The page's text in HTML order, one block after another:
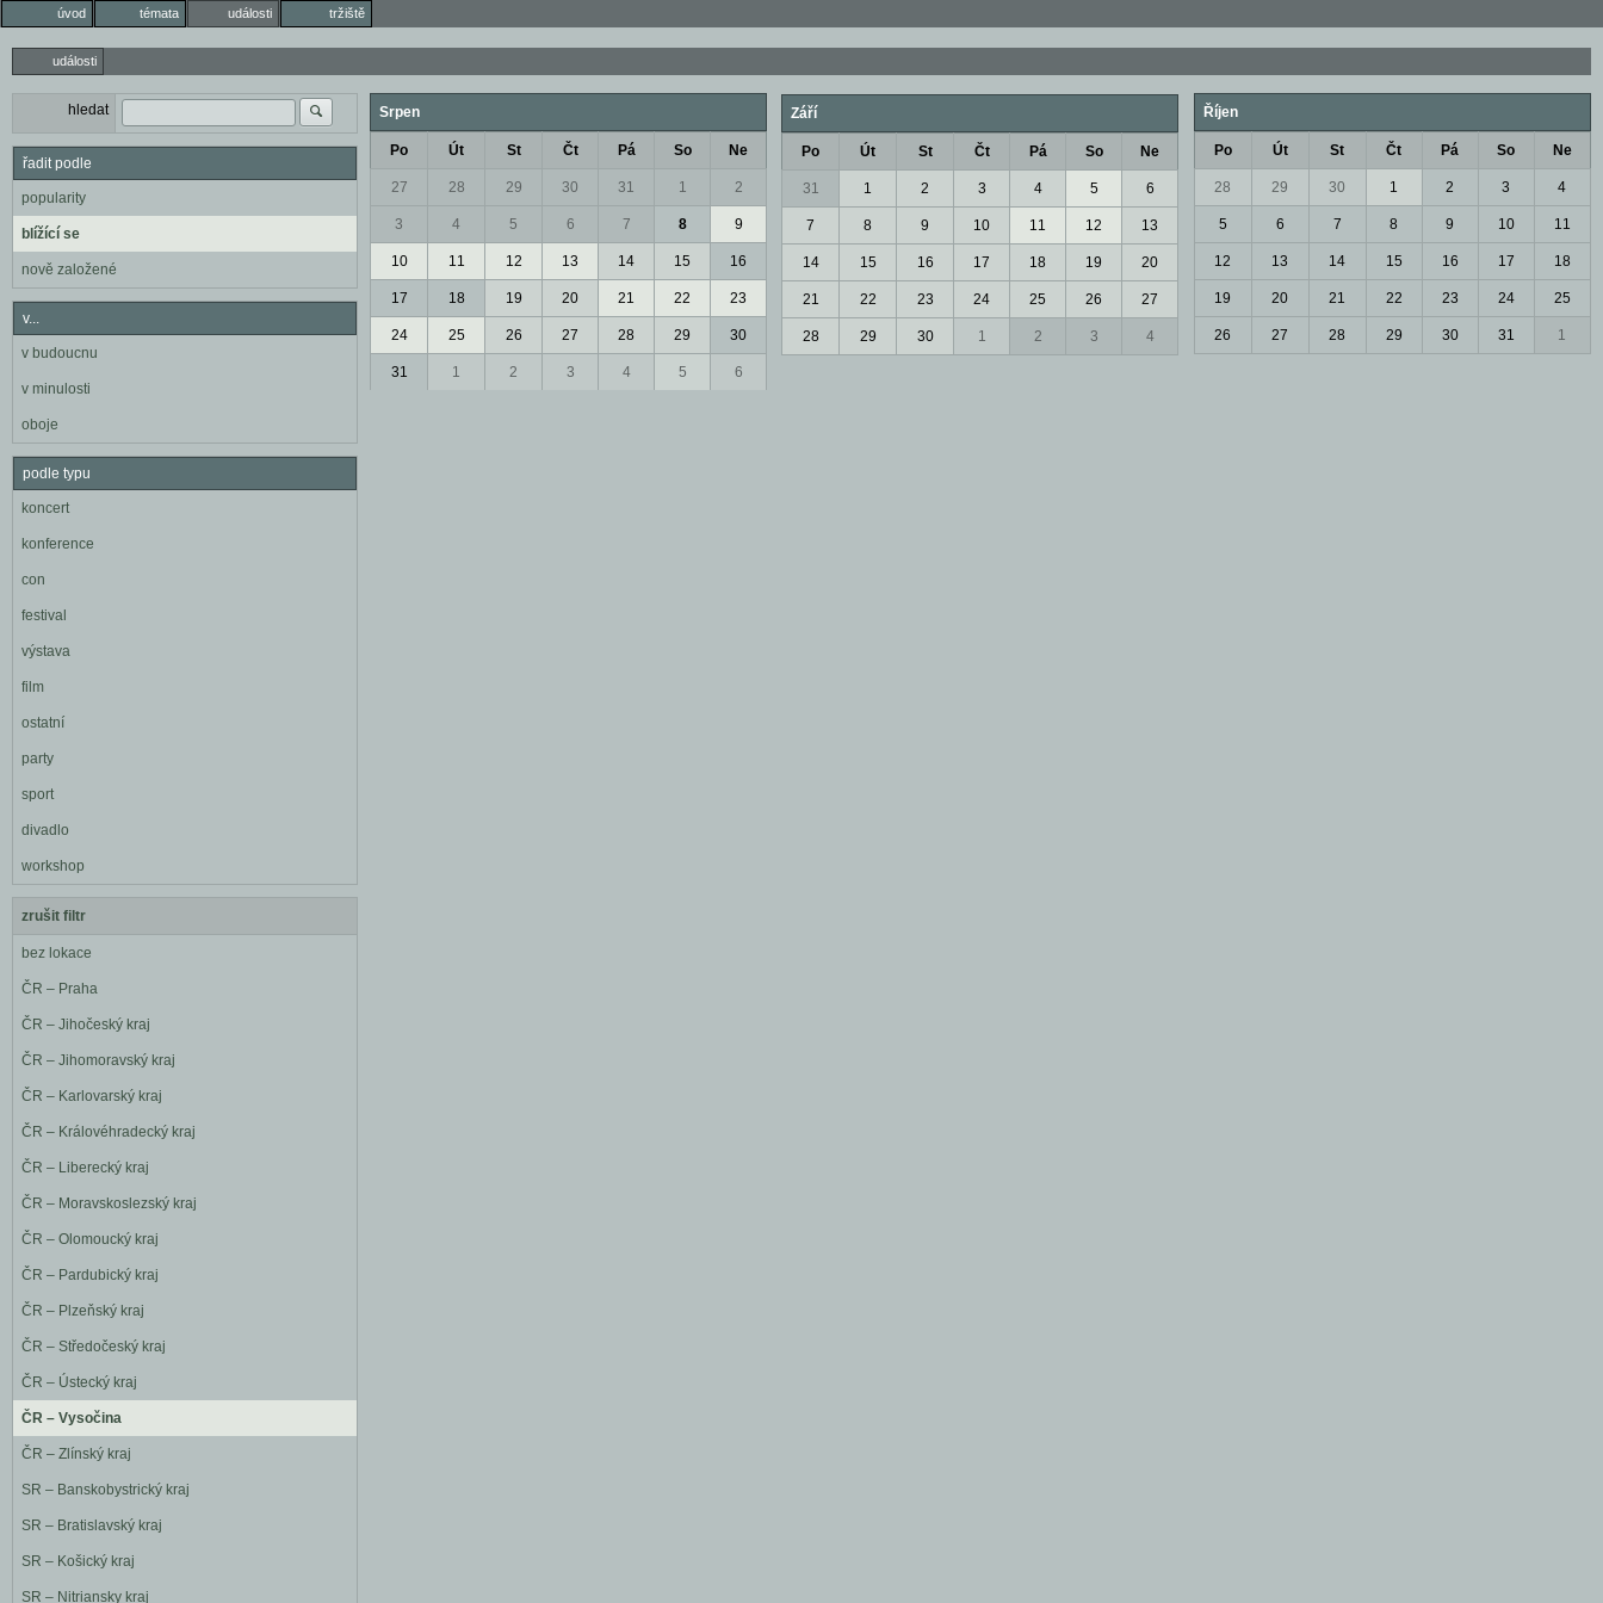
úvod témata události tržiště
události
hledat
řadit podle
popularity
blížící se
nově založené
v...
v budoucnu
v minulosti
oboje
podle typu
koncert
konference
con
festival
výstava
film
ostatní
party
sport
divadlo
workshop
zrušit filtr
bez lokace
ČR – Praha
ČR – Jihočeský kraj
ČR – Jihomoravský kraj
ČR – Karlovarský kraj
ČR – Královéhradecký kraj
ČR – Liberecký kraj
ČR – Moravskoslezský kraj
ČR – Olomoucký kraj
ČR – Pardubický kraj
ČR – Plzeňský kraj
ČR – Středočeský kraj
ČR – Ústecký kraj
ČR – Vysočina
ČR – Zlínský kraj
SR – Banskobystrický kraj
SR – Bratislavský kraj
SR – Košický kraj
SR – Nitriansky kraj
Srpen
Po Út St Čt Pá So Ne
27 28 29 30 31 1 2
3 4 5 6 7 8 9
10 11 12 13 14 15 16
17 18 19 20 21 22 23
24 25 26 27 28 29 30
31 1 2 3 4 5 6
Září
Po Út St Čt Pá So Ne
31 1 2 3 4 5 6
7 8 9 10 11 12 13
14 15 16 17 18 19 20
21 22 23 24 25 26 27
28 29 30 1 2 3 4
Říjen
Po Út St Čt Pá So Ne
28 29 30 1 2 3 4
5 6 7 8 9 10 11
12 13 14 15 16 17 18
19 20 21 22 23 24 25
26 27 28 29 30 31 1